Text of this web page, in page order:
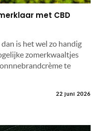
met CBD
is het wel zo handig
zomerkwaaltjes
te
22 juni 2026